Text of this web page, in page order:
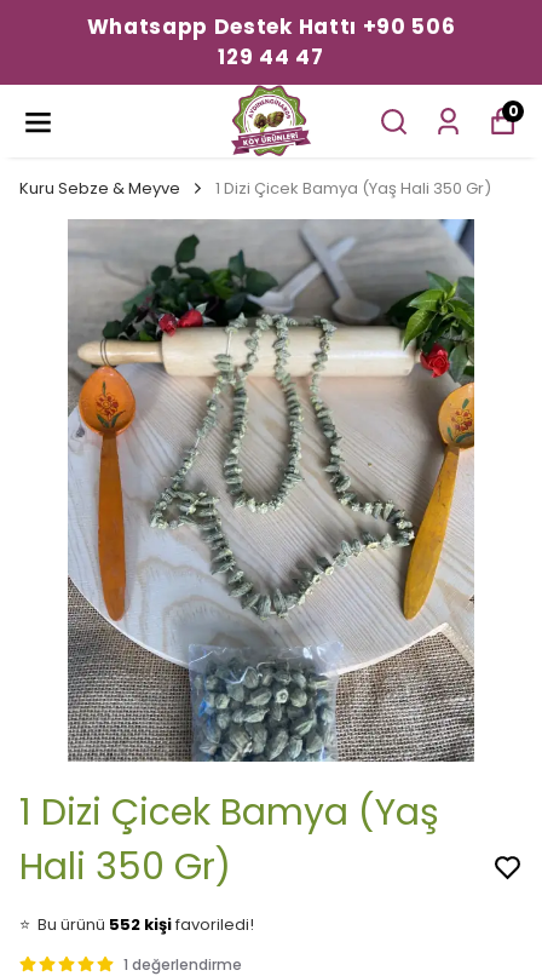
Whatsapp Destek Hattı +90 506
129 44 47
0
Kuru Sebze & Meyve 1 Dizi Çicek Bamya (Yaş Hali 350 Gr)
1 Dizi Çicek Bamya (Yaş
Hali 350 Gr)
👀 Şu an 25 kişi inceliyor!
🛒 31 kişisepetine ekledi!
✅ Bugün29 adetsatıldı
1 değerlendirme